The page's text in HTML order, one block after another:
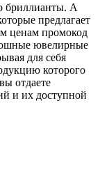
бриллианты. А
предлагает
ценам промокод
ювелирные
для себя
которого
отдаете
и их доступной